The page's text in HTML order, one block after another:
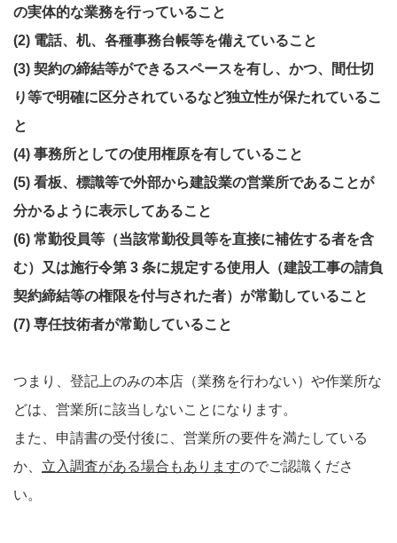
の実体的な業務を行っていること
(2) 電話、机、各種事務台帳等を備えていること
(3) 契約の締結等ができるスペースを有し、かつ、間仕切
り等で明確に区分されているなど独立性が保たれているこ
と
(4) 事務所としての使用権原を有していること
(5) 看板、標識等で外部から建設業の営業所であることが
分かるように表示してあること
(6) 常勤役員等（当該常勤役員等を直接に補佐する者を含
む）又は施行令第 3 条に規定する使用人（建設工事の請負
契約締結等の権限を付与された者）が常勤していること
(7) 専任技術者が常勤していること
つまり、登記上のみの本店（業務を行わない）や作業所な
どは、営業所に該当しないことになります。
また、申請書の受付後に、営業所の要件を満たしている
か、 立入調査がある場合もありますのでご認識くださ
い。